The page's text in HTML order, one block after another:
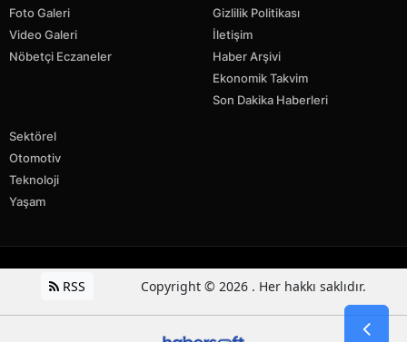
Foto Galeri
Video Galeri
Nöbetçi Eczaneler
Gizlilik Politikası
İletişim
Haber Arşivi
Ekonomik Takvim
Son Dakika Haberleri
Sektörel
Otomotiv
Teknoloji
Yaşam
RSS Copyright © 2026 . Her hakkı saklıdır.